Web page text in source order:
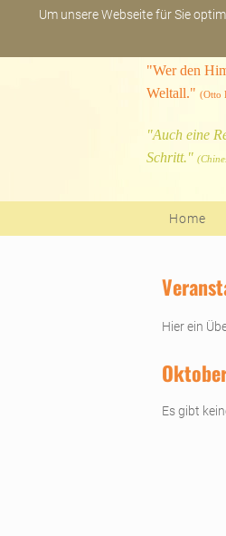
"Wer den
Weltall."(Otto
"Auch eine
Schritt."
Navigation
Home
Hier ein
Es gibt
Um unsere Webseite für Sie